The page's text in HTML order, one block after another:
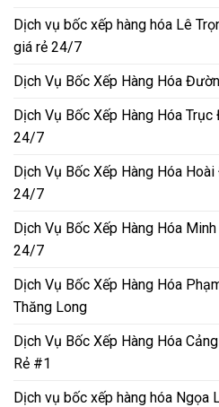
Dịch vụ bốc xếp hàng hóa Lê
giá rẻ 24/7
Dịch Vụ Bốc Xếp Hàng Hóa
Dịch Vụ Bốc Xếp Hàng Hóa
24/7
Dịch Vụ Bốc Xếp Hàng Hóa
24/7
Dịch Vụ Bốc Xếp Hàng Hóa
24/7
Dịch Vụ Bốc Xếp Hàng Hóa
Thăng Long
Dịch Vụ Bốc Xếp Hàng Hóa
Rẻ #1
Dịch vụ bốc xếp hàng hóa Ngọa